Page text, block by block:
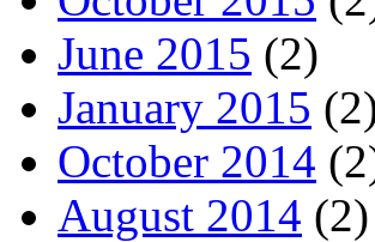
June 2015 (2)
January 2015
October 2014
August 2014 (2)